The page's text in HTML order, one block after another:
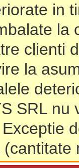
in
la
clienti
la
SRL